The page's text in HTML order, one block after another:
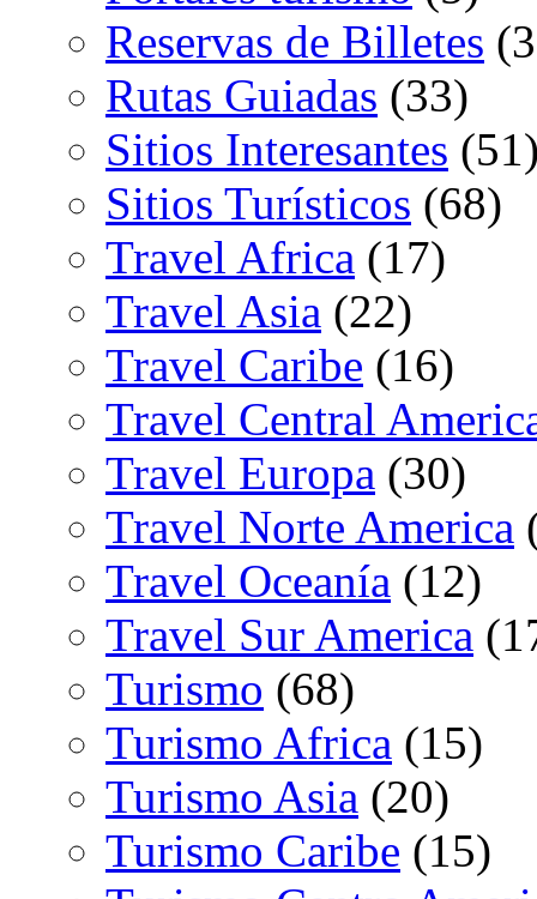
Reservas de Billetes
Rutas Guiadas (33)
Sitios Interesantes
Sitios Turísticos (68)
Travel Africa (17)
Travel Asia (22)
Travel Caribe (16)
Travel Central
Travel Europa (30)
Travel Norte America
Travel Oceanía (12)
Travel Sur America
Turismo (68)
Turismo Africa (15)
Turismo Asia (20)
Turismo Caribe (15)